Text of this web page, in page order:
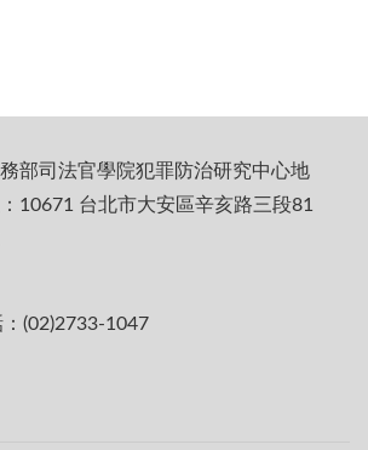
部司法官學院犯罪防治研究中心地
10671 台北市大安區辛亥路三段81
：(02)2733-1047